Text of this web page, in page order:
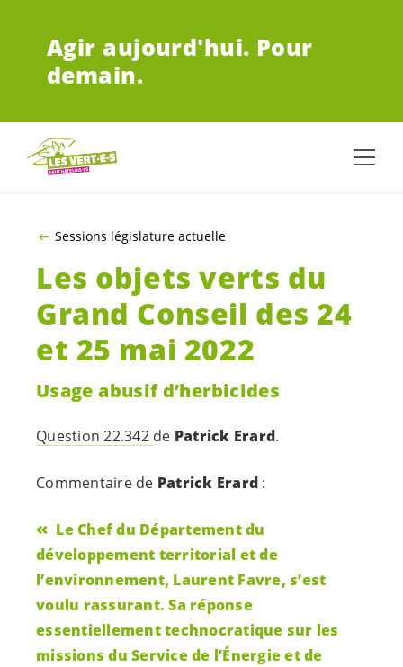
Agir aujourd'hui. Pour
demain.
Sessions législature actuelle
Les objets verts du
Grand Conseil des 24
et 25 mai 2022
Usage abusif d’herbicides
Question 22.342 de Patrick Erard.
Commentaire de Patrick Erard :
Le Chef du Département du
développement territorial et de
l’environnement, Laurent Favre, s’est
voulu rassurant. Sa réponse
essentiellement technocratique sur les
missions du Service de l’Énergie et de